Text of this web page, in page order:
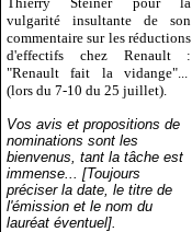
vulgarité insultante de son
commentaire sur les réductions
d'effectifs chez Renault :
"Renault fait la vidange"...
(lors du 7-10 du 25 juillet).
Vos avis et propositions de
nominations sont les
bienvenus, tant la tâche est
immense... [Toujours
préciser la date, le titre de
l'émission et le nom du
lauréat éventuel].